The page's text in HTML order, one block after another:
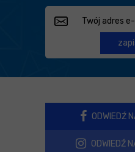
ODWIEDŹ
ODWIEDŹ